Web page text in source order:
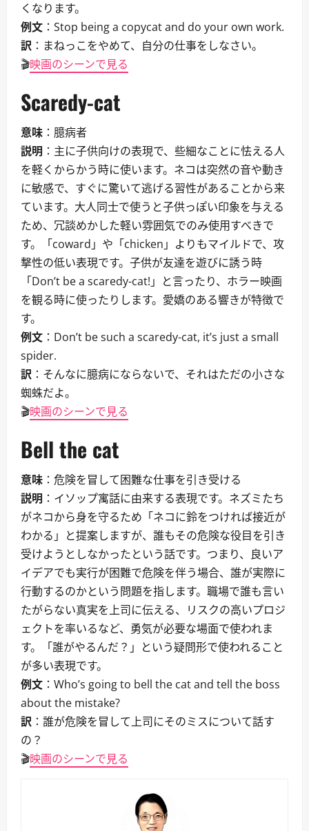
くなります。
例文 ：Stop being a copycat and do your own work.
訳 ：まねっこをやめて、自分の仕事をしなさい。
🎬映画のシーンで見る
Scaredy-cat
意味 ：臆病者
説明 ：主に子供向けの表現で、些細なことに怯える人
を軽くからかう時に使います。ネコは突然の音や動き
に敏感で、すぐに驚いて逃げる習性があることから来
ています。大人同士で使うと子供っぽい印象を与える
ため、冗談めかした軽い雰囲気でのみ使用すべきで
す。「coward」や「chicken」よりもマイルドで、攻
撃性の低い表現です。子供が友達を遊びに誘う時
「Don’t be a scaredy-cat!」と言ったり、ホラー映画
を観る時に使ったりします。愛嬌のある響きが特徴で
す。
例文 ：Don’t be such a scaredy-cat, it’s just a small
spider.
訳 ：そんなに臆病にならないで、それはただの小さな
蜘蛛だよ。
🎬映画のシーンで見る
Bell the cat
意味 ：危険を冒して困難な仕事を引き受ける
説明 ：イソップ寓話に由来する表現です。ネズミたち
がネコから身を守るため「ネコに鈴をつければ接近が
わかる」と提案しますが、誰もその危険な役目を引き
受けようとしなかったという話です。つまり、良いア
イデアでも実行が困難で危険を伴う場合、誰が実際に
行動するのかという問題を指します。職場で誰も言い
たがらない真実を上司に伝える、リスクの高いプロジ
ェクトを率いるなど、勇気が必要な場面で使われま
す。「誰がやるんだ？」という疑問形で使われること
が多い表現です。
例文 ：Who’s going to bell the cat and tell the boss
about the mistake?
訳 ：誰が危険を冒して上司にそのミスについて話す
の？
🎬映画のシーンで見る